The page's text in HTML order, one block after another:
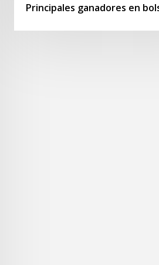
Principales ganadores en